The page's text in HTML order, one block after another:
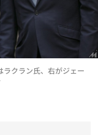
クラン氏、右がジェー